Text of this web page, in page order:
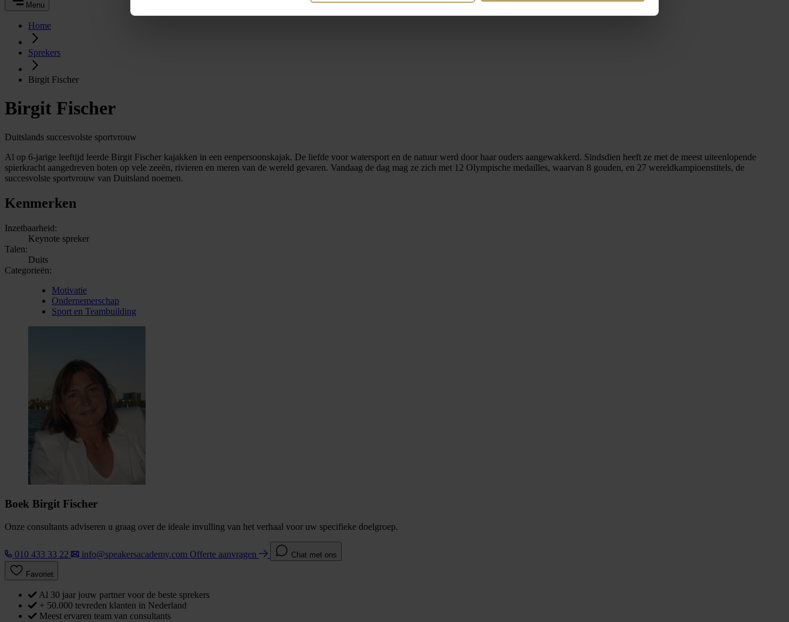
Menu
Home
Sprekers
Birgit Fischer
Birgit Fischer
Duitslands succesvolste sportvrouw
Al op 6-jarige leeftijd leerde Birgit Fischer kajakken in een eenpersoonskajak. De liefde voor watersport en de natuur werd door haar ouders aangewakkerd. Sindsdien heeft ze met de meest uiteenlopende
spierkracht aangedreven boten op vele zeeën, rivieren en meren van de wereld gevaren. Vandaag de dag mag ze zich met 12 Olympische medailles, waarvan 8 gouden, en 27 wereldkampioenstitels, de
succesvolste sportvrouw van Duitsland noemen.
Kenmerken
Inzetbaarheid:
Keynote spreker
Talen:
Duits
Categorieën:
Motivatie
Ondernemerschap
Sport en Teambuilding
Boek Birgit Fischer
Onze consultants adviseren u graag over de ideale invulling van het verhaal voor uw specifieke doelgroep.
010 433 33 22 info@speakersacademy.com Offerte aanvragen Chat met ons
Favoriet
Al 30 jaar jouw partner voor de beste sprekers
+ 50.000 tevreden klanten in Nederland
Meest ervaren team van consultants